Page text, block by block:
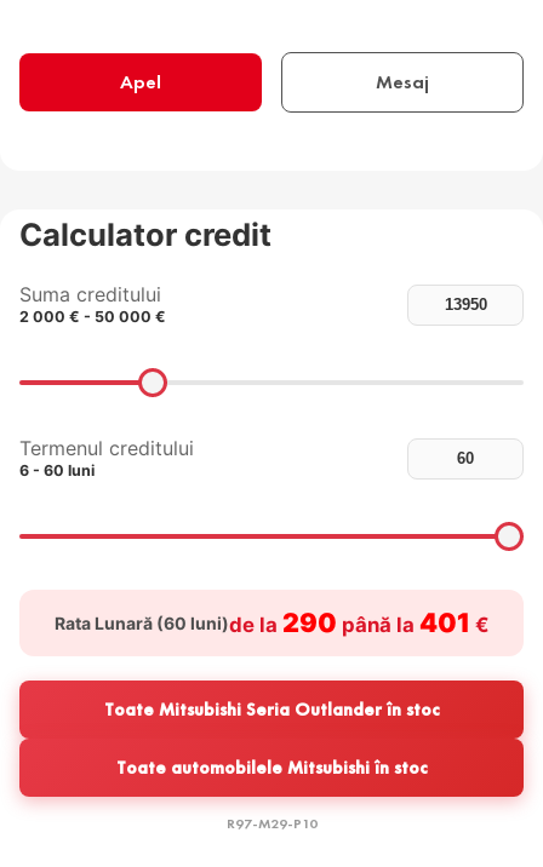
Apel Mesaj
Calculator credit
Suma creditului
2 000 € - 50 000 €
Termenul creditului
6 - 60 luni
Rata Lunară (60 luni)de la 290 până la 401 €
Toate Mitsubishi Seria Outlander în stoc
Toate automobilele Mitsubishi în stoc
R97-M29-P10